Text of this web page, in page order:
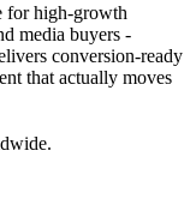
for high-growth
media buyers -
conversion-ready
that actually moves